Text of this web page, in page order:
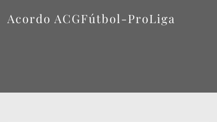
Acordo ACGFútbol-ProLiga